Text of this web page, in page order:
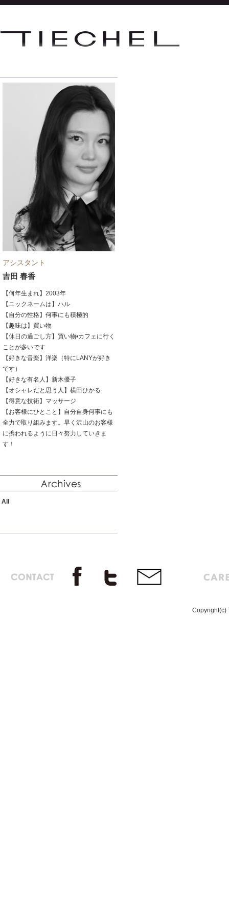
アシスタント
吉田 春香
【何年生まれ】2003年
【ニックネームは】ハル
【自分の性格】何事にも積極的
【趣味は】買い物
【休日の過ごし方】買い物•カフェに行く
ことが多いです
【好きな音楽】洋楽（特にLANYが好き
です）
【好きな有名人】新木優子
【オシャレだと思う人】横田ひかる
【得意な技術】マッサージ
【お客様にひとこと】自分自身何事にも
全力で取り組みます。早く沢山のお客様
に携われるように日々努力していきま
す！
All
Copyright(c)